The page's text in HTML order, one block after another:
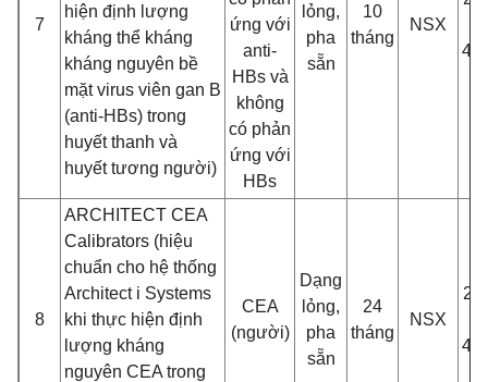
7
hiện định lượng
kháng thể kháng
kháng nguyên bề
mặt virus viên gan B
(anti-HBs) trong
huyết thanh và
huyết tương người)
ứng với
anti-
HBs và
không
có phản
ứng với
HBs
lỏng,
pha
sẵn
10
tháng
NSX
8
ARCHITECT CEA
Calibrators (hiệu
chuẩn cho hệ thống
Architect i Systems
khi thực hiện định
lượng kháng
nguyên CEA trong
CEA
(người)
Dạng
lỏng,
pha
sẵn
24
tháng
NSX
2